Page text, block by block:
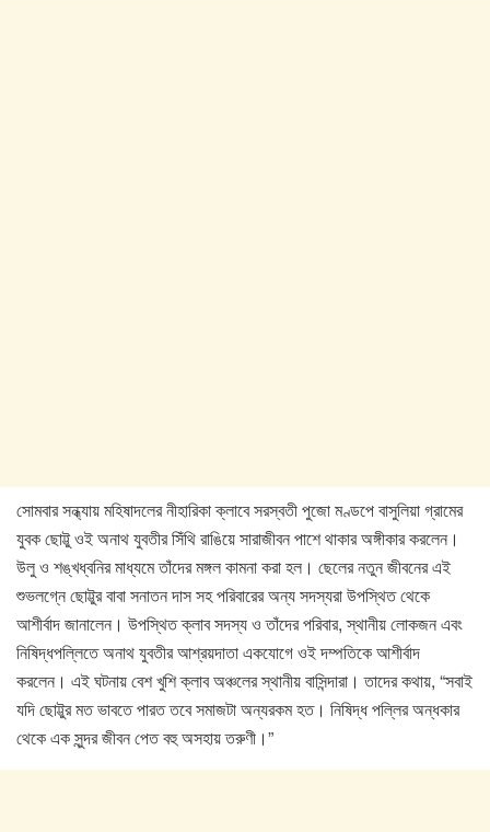
সোমবার সন্ধ্যায় মহিষাদলের নীহারিকা ক্লাবে সরস্বতী পুজো মণ্ডপে বাসুলিয়া গ্রামের
যুবক ছোট্টু ওই অনাথ যুবতীর সিঁথি রাঙিয়ে সারাজীবন পাশে থাকার অঙ্গীকার করলেন।
উলু ও শঙ্খধ্বনির মাধ্যমে তাঁদের মঙ্গল কামনা করা হল। ছেলের নতুন জীবনের এই
শুভলগ্নে ছোট্টুর বাবা সনাতন দাস সহ পরিবারের অন্য সদস্যরা উপস্থিত থেকে
আশীর্বাদ জানালেন। উপস্থিত ক্লাব সদস্য ও তাঁদের পরিবার, স্থানীয় লোকজন এবং
নিষিদ্ধপল্লিতে অনাথ যুবতীর আশ্রয়দাতা একযোগে ওই দম্পতিকে আশীর্বাদ
করলেন। এই ঘটনায় বেশ খুশি ক্লাব অঞ্চলের স্থানীয় বাসিন্দারা। তাদের কথায়, “সবাই
যদি ছোট্টুর মত ভাবতে পারত তবে সমাজটা অন্যরকম হত। নিষিদ্ধ পল্লির অন্ধকার
থেকে এক সুন্দর জীবন পেত বহু অসহায় তরুণী।”